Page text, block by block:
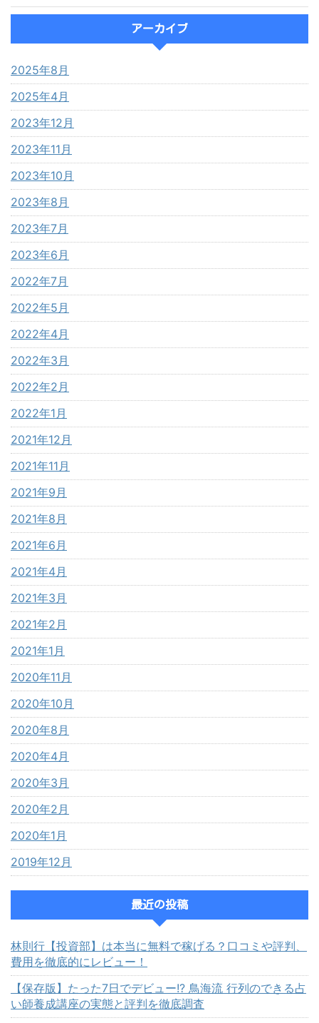
アーカイブ
2025年8月
2025年4月
2023年12月
2023年11月
2023年10月
2023年8月
2023年7月
2023年6月
2022年7月
2022年5月
2022年4月
2022年3月
2022年2月
2022年1月
2021年12月
2021年11月
2021年9月
2021年8月
2021年6月
2021年4月
2021年3月
2021年2月
2021年1月
2020年11月
2020年10月
2020年8月
2020年4月
2020年3月
2020年2月
2020年1月
2019年12月
最近の投稿
林則行【投資部】は本当に無料で稼げる？口コミや評判、
費用を徹底的にレビュー！
【保存版】たった7日でデビュー!? 鳥海流 行列のできる占
い師養成講座の実態と評判を徹底調査